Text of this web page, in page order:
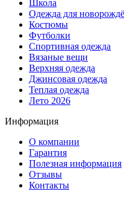
Школа
Одежда для
Костюмы
Футболки
Спортивная одежда
Вязаные вещи
Верхняя одежда
Джинсовая одежда
Теплая одежда
Лето 2026
Информация
О компании
Гарантия
Полезная информация
Отзывы
Контакты